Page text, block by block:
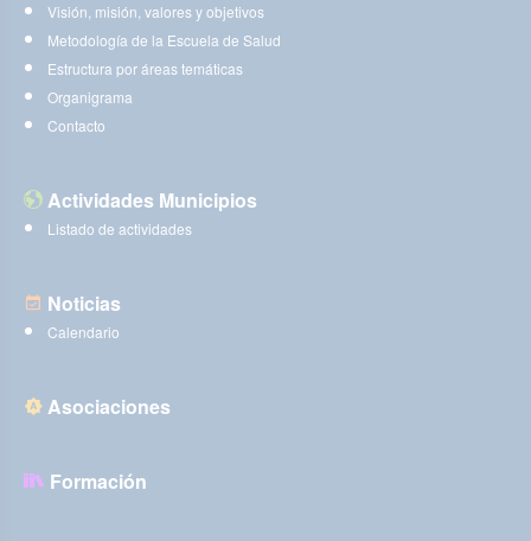
Visión, misión, valores y objetivos
Metodología de la Escuela de Salud
Estructura por áreas temáticas
Organigrama
Contacto
Actividades Municipios
Listado de actividades
Noticias
Calendario
Asociaciones
Formación